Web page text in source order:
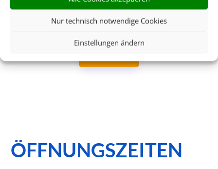
Nur technisch notwendige Cookies
Einstellungen ändern
info@touristik-center.de
ÖFFNUNGSZEITEN